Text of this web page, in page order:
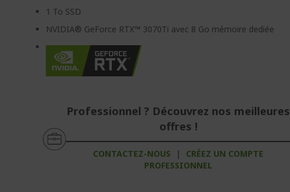
1 To SSD
NVIDIA® GeForce RTX™ 3070Ti avec 8 Go mémoire dediée
Professionnel ? Découvrez nos meilleures
offres !
CONTACTEZ-NOUS |
CRÉEZ UN COMPTE
PROFESSIONNEL